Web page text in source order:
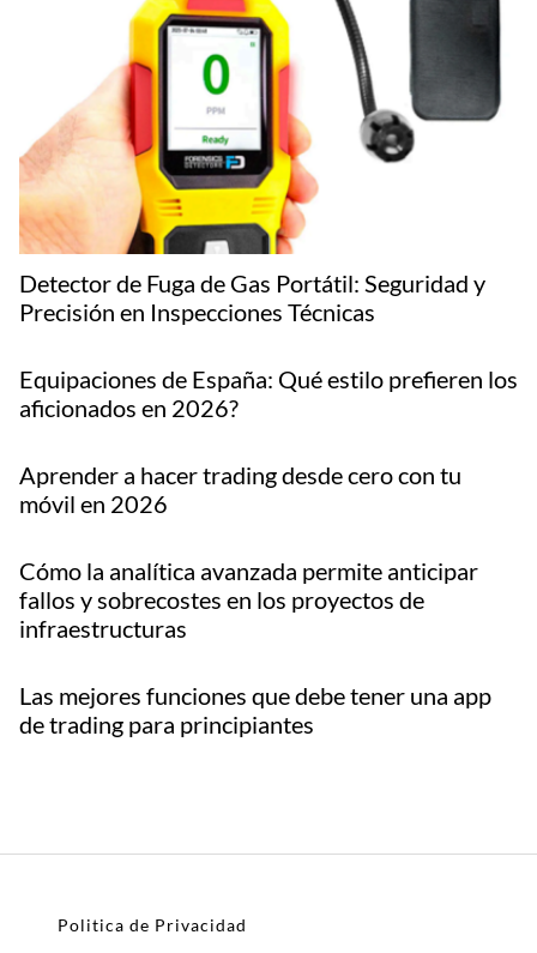
Detector de Fuga de Gas Portátil: Seguridad y
Precisión en Inspecciones Técnicas
Equipaciones de España: Qué estilo prefieren los
aficionados en 2026?
Aprender a hacer trading desde cero con tu
móvil en 2026
Cómo la analítica avanzada permite anticipar
fallos y sobrecostes en los proyectos de
infraestructuras
Las mejores funciones que debe tener una app
de trading para principiantes
Politica de Privacidad